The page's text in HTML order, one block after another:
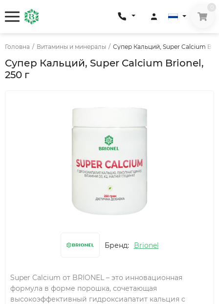
Головна / Витамины и минералы / Супер Кальций, Super Calcium
Супер Кальций, Super Calcium Brionel,
250 г
Бренд: Brionel
Super Calcium от BRIONEL – это инновационная
формула в форме порошка, сочетающая
высокоэффективный гидроксиапатит кальция с